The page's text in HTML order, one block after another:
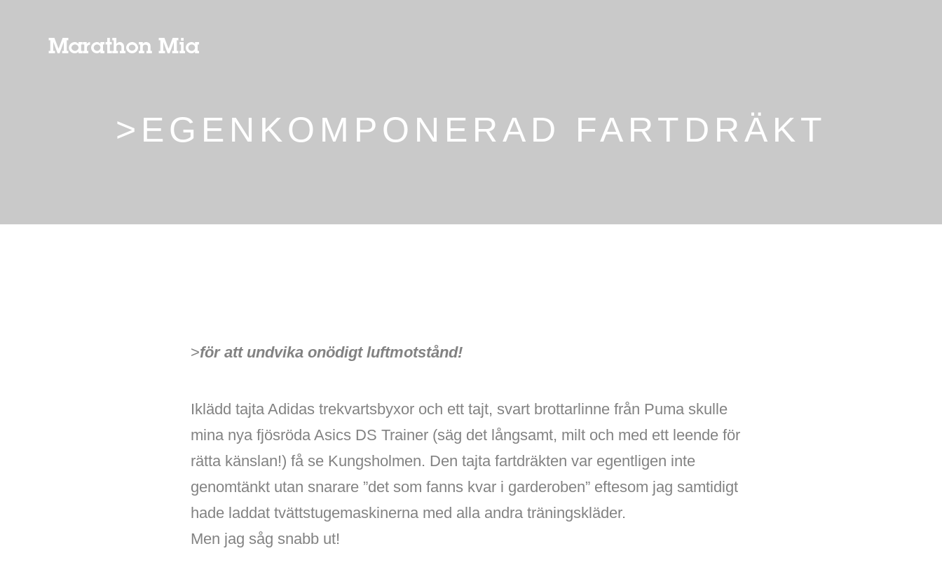
>EGENKOMPONERAD FARTDRÄKT
>för att undvika onödigt luftmotstånd!
Iklädd tajta Adidas trekvartsbyxor och ett tajt, svart brottarlinne från Puma skulle
mina nya fjösröda Asics DS Trainer (säg det långsamt, milt och med ett leende för
rätta känslan!) få se Kungsholmen. Den tajta fartdräkten var egentligen inte
genomtänkt utan snarare ”det som fanns kvar i garderoben” eftesom jag samtidigt
hade laddat tvättstugemaskinerna med alla andra träningskläder.
Men jag såg snabb ut!